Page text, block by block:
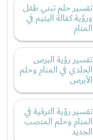
تفسير حلم تبني طفل
ورؤية كفالة اليتيم في
المنام
تفسير رؤية البرص
الجلدي في المنام وحلم
الأبرص
تفسير رؤية الترقية في
المنام وحلم المنصب
الجديد